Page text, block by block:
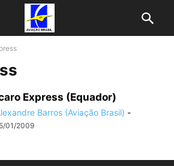
Express (Equador)
Barros (Aviação Brasil) -
01/2009